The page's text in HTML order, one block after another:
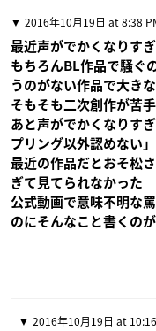
2016年10月19日 at 8:38
最近声がでかくなりす
もちろんBL作品で騒ぐ
うのがない作品で大き
そもそも二次創作が苦
あと声がでかくなりす
プリング以外認めない
最近の作品だとおそ松
ぎて見てられなかった
公式動画で意味不明な
のにそんなこと書くの
2016年10月19日 at